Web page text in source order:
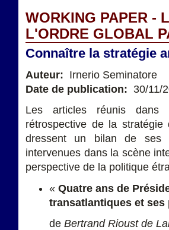
WORKING PAPER -
L'ORDRE GLOBAL
Connaître la stratégie
Auteur: Irnerio Seminatore
Date de publication: 30/11/
Les articles réunis dans
rétrospective de la
dressent un bilan de ses
intervenues dans la scène
perspective de la politique
« Quatre ans de
transatlantiques et ses
de Bertrand Rioust de